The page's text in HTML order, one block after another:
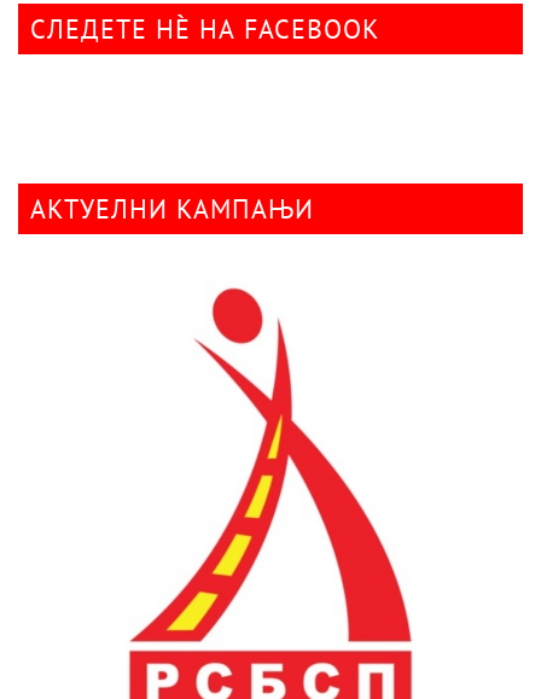
СЛЕДЕТЕ НÈ НА FACEBOOK
АКТУЕЛНИ КАМПАЊИ